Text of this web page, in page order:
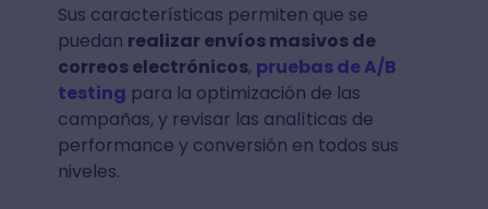
Sus características permiten que se
puedan realizar envíos masivos de
correos electrónicos, pruebas de A/B
testing para la optimización de las
campañas, y revisar las analíticas de
performance y conversión en todos sus
niveles.